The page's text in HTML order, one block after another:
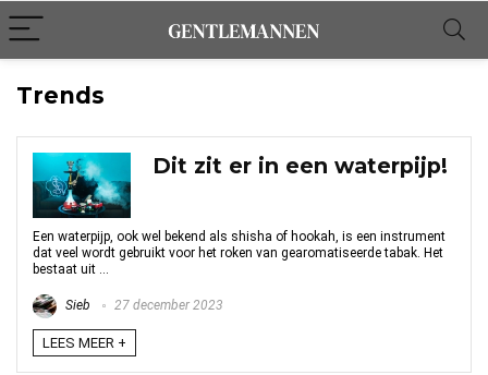
Trends
Dit zit er in een waterpijp!
Een waterpijp, ook wel bekend als shisha of hookah, is een instrument
dat veel wordt gebruikt voor het roken van gearomatiseerde tabak. Het
bestaat uit ...
Sieb 27 december 2023
LEES MEER +